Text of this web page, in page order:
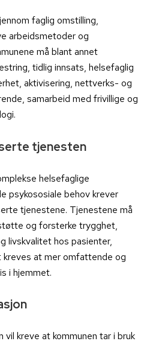
faglig omstilling,
arbeidsmetoder og
må blant annet
tidlig innsats, helsefaglig
aktivisering, nettverks- og
samarbeid med frivillige og
tjenesten
helsefaglige
psykososiale behov krever
tjenestene. Tjenestene må
og forsterke trygghet,
livskvalitet hos pasienter,
kreves at mer omfattende og
i hjemmet.
kreve at kommunen tar i bruk